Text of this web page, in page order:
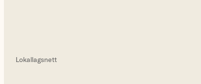
Lokallagsnett